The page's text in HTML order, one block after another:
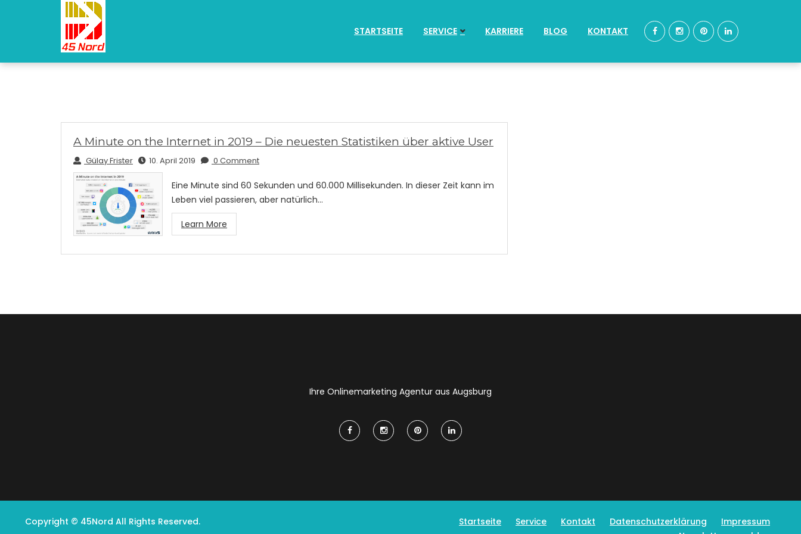
STARTSEITE SERVICE KARRIERE BLOG KONTAKT
A Minute on the Internet in 2019 – Die neuesten Statistiken über aktive User
Gülay Frister 10. April 2019 0 Comment
Eine Minute sind 60 Sekunden und 60.000 Millisekunden. In dieser Zeit kann im
Leben viel passieren, aber natürlich…
Learn More
Ihre Onlinemarketing Agentur aus Augsburg
Copyright © 45Nord All Rights Reserved. Startseite Service Kontakt Datenschutzerklärung
Impressum